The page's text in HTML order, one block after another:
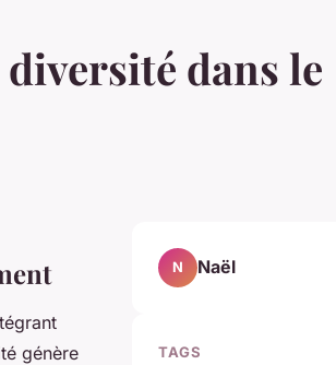
dans le
génère
N Naël
TAGS